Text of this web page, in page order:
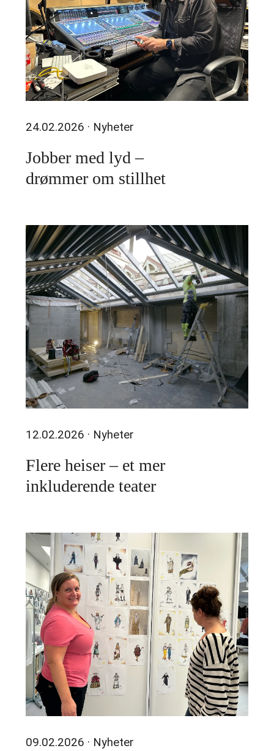
24.02.2026 · Nyheter
Jobber med lyd –
drømmer om stillhet
12.02.2026 · Nyheter
Flere heiser – et mer
inkluderende teater
09.02.2026 · Nyheter